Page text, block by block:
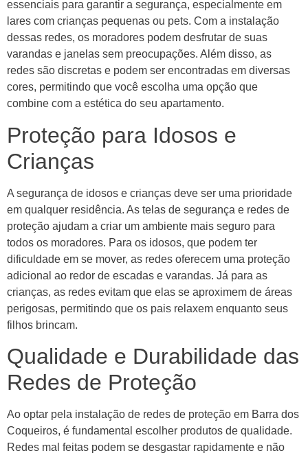
essenciais para garantir a segurança, especialmente em
lares com crianças pequenas ou pets. Com a instalação
dessas redes, os moradores podem desfrutar de suas
varandas e janelas sem preocupações. Além disso, as
redes são discretas e podem ser encontradas em diversas
cores, permitindo que você escolha uma opção que
combine com a estética do seu apartamento.
Proteção para Idosos e
Crianças
A segurança de idosos e crianças deve ser uma prioridade
em qualquer residência. As telas de segurança e redes de
proteção ajudam a criar um ambiente mais seguro para
todos os moradores. Para os idosos, que podem ter
dificuldade em se mover, as redes oferecem uma proteção
adicional ao redor de escadas e varandas. Já para as
crianças, as redes evitam que elas se aproximem de áreas
perigosas, permitindo que os pais relaxem enquanto seus
filhos brincam.
Qualidade e Durabilidade das
Redes de Proteção
Ao optar pela instalação de redes de proteção em Barra dos
Coqueiros, é fundamental escolher produtos de qualidade.
Redes mal feitas podem se desgastar rapidamente e não